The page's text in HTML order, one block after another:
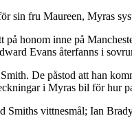
sin fru Maureen, Myras
honom inne på
Evans återfanns i
De påstod att han
i Myras bil för hur
vittnesmål; Ian